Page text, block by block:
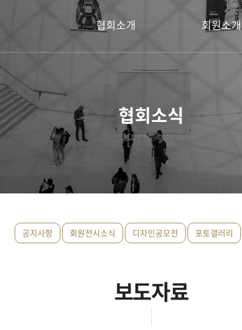
협회소개
회장 인사말
연혁
회원소개
명예회장
운영위원
이사
협회소식
공지사항 회원전시소식 디자인공모전 포토갤러리
보도자료